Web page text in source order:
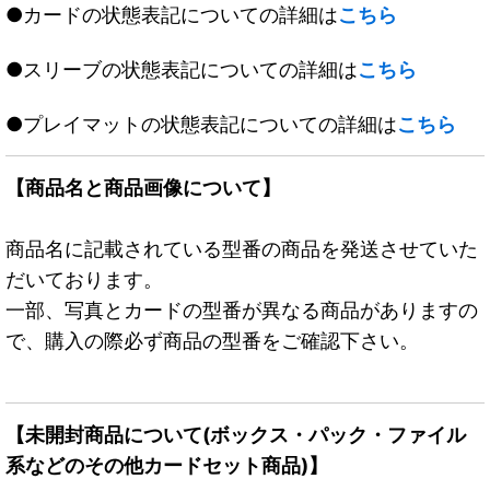
●カードの状態表記についての詳細はこちら
●スリーブの状態表記についての詳細はこちら
●プレイマットの状態表記についての詳細はこちら
【商品名と商品画像について】
商品名に記載されている型番の商品を発送させていた
だいております。
一部、写真とカードの型番が異なる商品がありますの
で、購入の際必ず商品の型番をご確認下さい。
【未開封商品について(ボックス・パック・ファイル
系などのその他カードセット商品)】